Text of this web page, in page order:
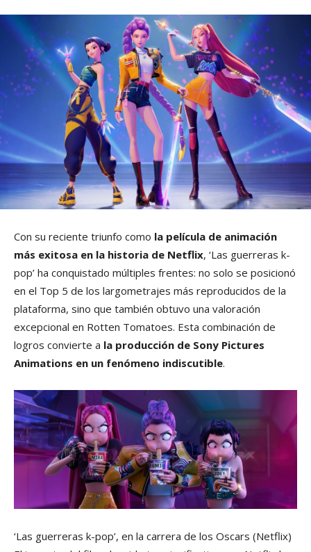
Con su reciente triunfo como la película de animación
más exitosa en la historia de Netflix, ‘Las guerreras k-
pop’ ha conquistado múltiples frentes: no solo se posicionó
en el Top 5 de los largometrajes más reproducidos de la
plataforma, sino que también obtuvo una valoración
excepcional en Rotten Tomatoes. Esta combinación de
logros convierte a la producción de Sony Pictures
Animations en un fenómeno indiscutible.
‘Las guerreras k-pop’, en la carrera de los Oscars (Netflix)